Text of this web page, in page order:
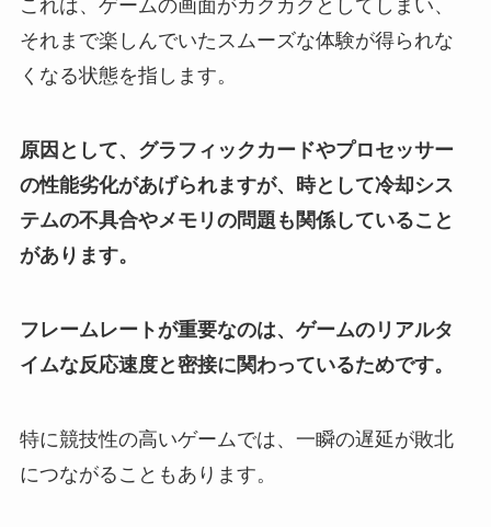
これは、ゲームの画面がカクカクとしてしまい、
それまで楽しんでいたスムーズな体験が得られな
くなる状態を指します。
原因として、グラフィックカードやプロセッサー
の性能劣化があげられますが、時として冷却シス
テムの不具合やメモリの問題も関係していること
があります。
フレームレートが重要なのは、ゲームのリアルタ
イムな反応速度と密接に関わっているためです。
特に競技性の高いゲームでは、一瞬の遅延が敗北
につながることもあります。